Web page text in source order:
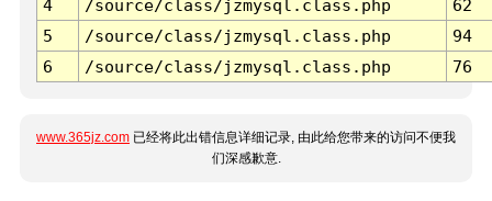
4
/source/class/jzmysql.class.php
62
5
/source/class/jzmysql.class.php
94
6
/source/class/jzmysql.class.php 76
www.365jz.com 已经将此出错信息详细记录, 由此给您带来的访问不便我
们深感歉意.